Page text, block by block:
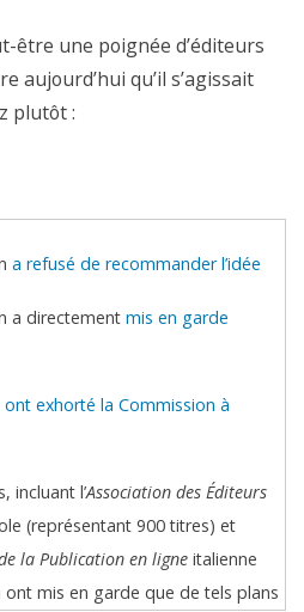
être une poignée d’éditeurs
aujourd’hui qu’il s’agissait
plutôt :
a refusé de recommander l’idée
a directementmis en garde
ont exhorté la Commission à
incluant l’Association des Éditeurs
(représentant 900 titres) et
la Publication en ligne italienne
ont mis en garde que de tels plans